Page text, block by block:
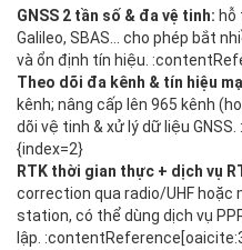
GNSS 2 tần số & đa vệ tinh: hỗ
Galileo, SBAS… cho phép bắt
và ổn định tín hiệu.
Theo dõi đa kênh & tín hiệu
kênh; nâng cấp lên 965 kênh
dõi vệ tinh & xử lý dữ liệu
{index=2}
RTK thời gian thực + dịch vụ
correction qua radio/UHF hoặc
station, có thể dùng dịch vụ
lập.